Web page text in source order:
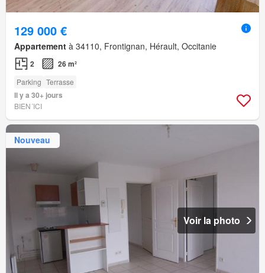
129 000 €
Appartement à 34110, Frontignan, Hérault, Occitanie
2 26 m²
Parking Terrasse
Il y a 30+ jours
BIEN´ICI
Nouveau
Voir la photo